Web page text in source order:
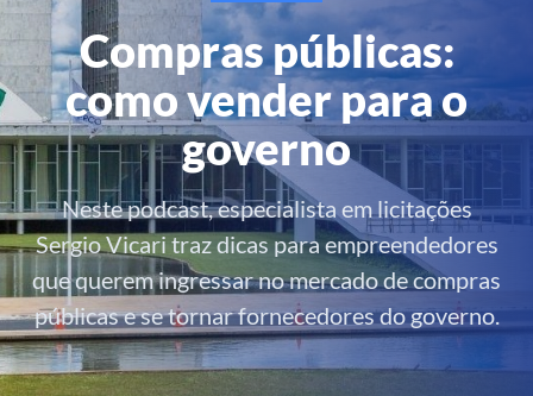
Compras públicas:
como vender para o
governo
Neste podcast, especialista em licitações
Sergio Vicari traz dicas para empreendedores
que querem ingressar no mercado de compras
públicas e se tornar fornecedores do governo.